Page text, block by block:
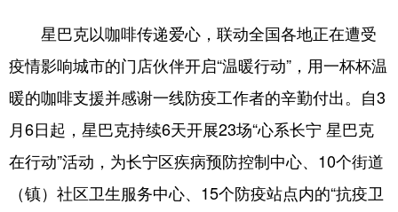
星巴克以咖啡传递爱心，联动全国各地正在遭受
疫情影响城市的门店伙伴开启“温暖行动”，用一杯杯温
暖的咖啡支援并感谢一线防疫工作者的辛勤付出。自3
月6日起，星巴克持续6天开展23场“心系长宁 星巴克
在行动”活动，为长宁区疾病预防控制中心、10个街道
（镇）社区卫生服务中心、15个防疫站点内的“抗疫卫